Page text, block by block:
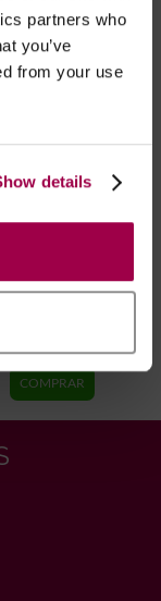
partners who
you’ve
from your use
details
Brilhantes